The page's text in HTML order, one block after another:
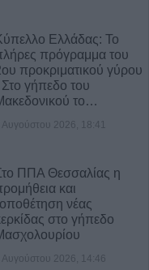
Ελλάδας: Το
πρόγραμμα του
προκριματικού γύρου
Στο γήπεδο του
το…
Αυγούστου 2026, 18:41
ΠΠΑ Θεσσαλίας η
και
νέας
στο γήπεδο
Αυγούστου 2026, 14:46